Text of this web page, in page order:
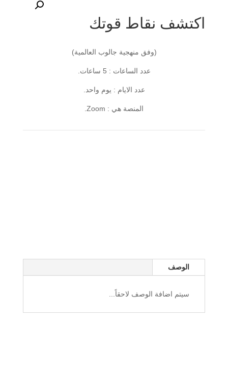
اكتشف نقاط قوتك
(وفق منهجية جالوب العالمية)
عدد الساعات : 5 ساعات.
عدد الايام : يوم واحد.
المنصة هي : Zoom.
الوصف
سيتم اضافة الوصف لاحقاً...